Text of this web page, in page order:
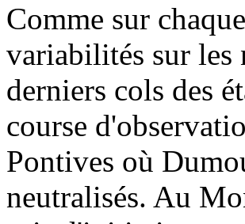
Comme sur
variabilités sur les
derniers cols des
course
Pontives où
neutralisés. Au